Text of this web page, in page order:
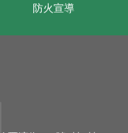
防火宣導